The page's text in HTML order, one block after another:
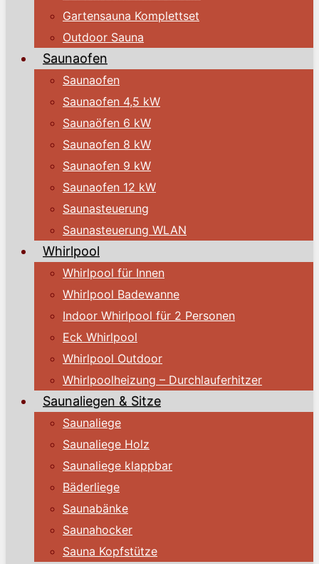
Gartensauna Komplettset
Outdoor Sauna
Saunaofen
Saunaofen
Saunaofen 4,5 kW
Saunaöfen 6 kW
Saunaofen 8 kW
Saunaofen 9 kW
Saunaofen 12 kW
Saunasteuerung
Saunasteuerung WLAN
Whirlpool
Whirlpool für Innen
Whirlpool Badewanne
Indoor Whirlpool für 2 Personen
Eck Whirlpool
Whirlpool Outdoor
Whirlpoolheizung – Durchlauferhitzer
Saunaliegen & Sitze
Saunaliege
Saunaliege Holz
Saunaliege klappbar
Bäderliege
Saunabänke
Saunahocker
Sauna Kopfstütze